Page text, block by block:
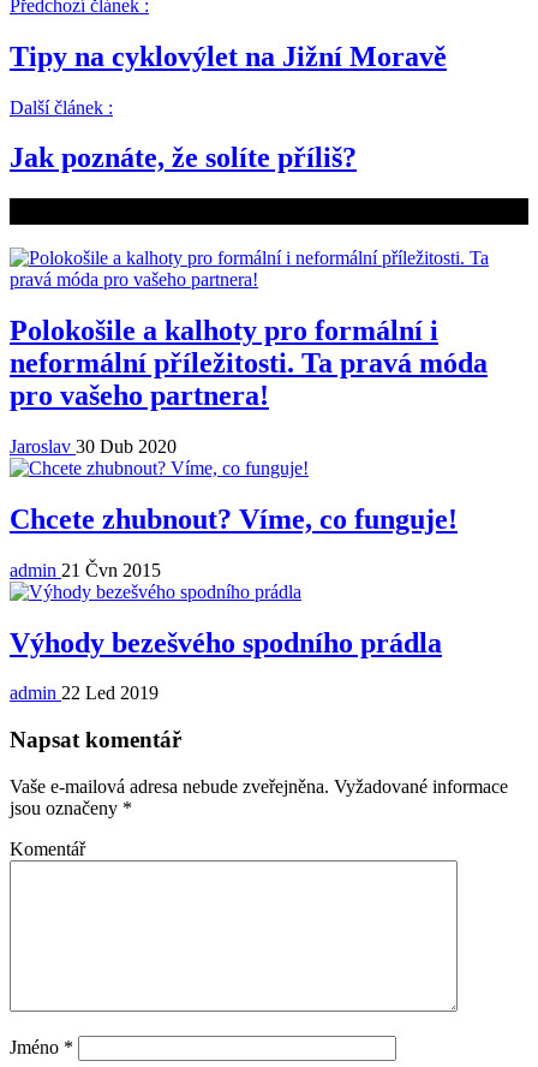
Předchozí článek :
Tipy na cyklovýlet na Jižní Moravě
Další článek :
Jak poznáte, že solíte příliš?
Polokošile a kalhoty pro formální i
neformální příležitosti. Ta pravá móda
pro vašeho partnera!
Jaroslav 30 Dub 2020
Chcete zhubnout? Víme, co funguje!
admin 21 Čvn 2015
Výhody bezešvého spodního prádla
admin 22 Led 2019
Napsat komentář
Vaše e-mailová adresa nebude zveřejněna. Vyžadované informace
jsou označeny *
Komentář
Jméno *